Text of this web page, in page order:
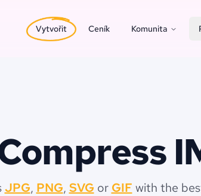
Vytvořit Ceník Komunita
JPG, PNG, SVG or GIF with the